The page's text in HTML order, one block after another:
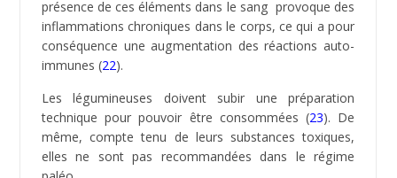
chroniques, ce qui peut induire l’apparition de maladies
auto-immunes ou d’allergies.
Nos enzymes digestives ne sont pas conçues
pour digérer correctement les céréales qui ont été
peine 10 000 ans.Les personnes intolérantes au
gluten développent une maladiecœliaque (27) qui est
une intolérance permanente à l’une des fractions
protéiques du gluten contenues dans le blé, l’orge, le
seigle et l’épeautre. Elle provoque une atrophie